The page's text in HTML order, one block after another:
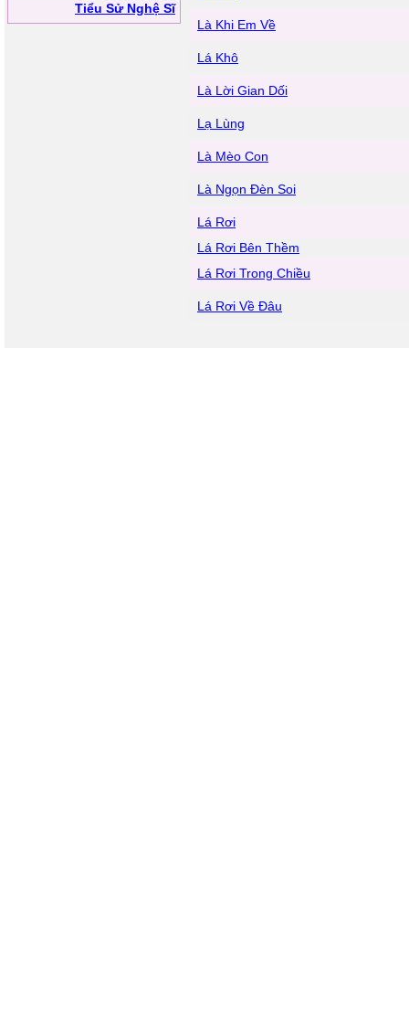
Tiểu Sử Nghệ Sĩ
Là Khi Em Về
Lá Khô
Là Lời Gian Dối
Lạ Lùng
Là Mèo Con
Là Ngọn Đèn Soi
Lá Rơi
Lá Rơi Bên Thềm
Lá Rơi Trong Chiều
Lá Rơi Về Đâu